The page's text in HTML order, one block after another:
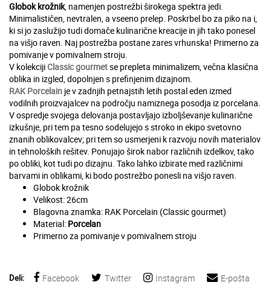
Globok krožnik, namenjen postrežbi širokega spektra jedi.
Minimalističen, nevtralen, a vseeno prelep. Poskrbel bo za piko na i,
ki si jo zaslužijo tudi domače kulinarične kreacije in jih tako ponesel
na višjo raven. Naj postrežba postane zares vrhunska! Primerno za
pomivanje v pomivalnem stroju.
V kolekcijiClassic gourmetse prepleta minimalizem, večna klasična
oblika in izgled, dopolnjen s prefinjenim dizajnom.
RAK Porcelain je v zadnjih petnajstih letih postal eden izmed
vodilnih proizvajalcev na področju namiznega posodja iz porcelana.
V ospredje svojega delovanja postavljajo izboljševanje kulinarične
izkušnje, pri tem pa tesno sodelujejo s stroko in ekipo svetovno
znanih oblikovalcev; pri tem so usmerjeni k razvoju novih materialov
in tehnoloških rešitev. Ponujajo širok nabor različnih izdelkov, tako
po obliki, kot tudi po dizajnu. Tako lahko izbirate med različnimi
barvami in oblikami, ki bodo postrežbo ponesli na višjo raven.
Globok krožnik
Velikost: 26cm
Blagovna znamka: RAK Porcelain (Classic gourmet)
Material: Porcelan
Primerno za pomivanje v pomivalnem stroju
Deli: Facebook Twitter Instagram E-pošta